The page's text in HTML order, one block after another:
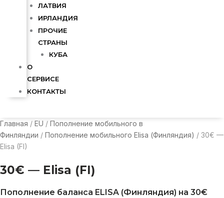
ЛАТВИЯ
ИРЛАНДИЯ
ПРОЧИЕ
СТРАНЫ
КУБА
О
СЕРВИСЕ
КОНТАКТЫ
Главная / EU / Пополнение мобильного в
Финляндии / Пополнение мобильного Elisa (Финляндия) / 30€ —
Elisa (FI)
30€ — Elisa (FI)
Пополнение баланса ELISA (Финляндия) на 30€